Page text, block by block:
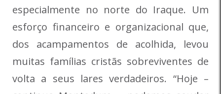
especialmente no norte do Iraque. Um
esforço financeiro e organizacional que,
dos acampamentos de acolhida, levou
muitas famílias cristãs sobreviventes de
volta a seus lares verdadeiros. “Hoje –